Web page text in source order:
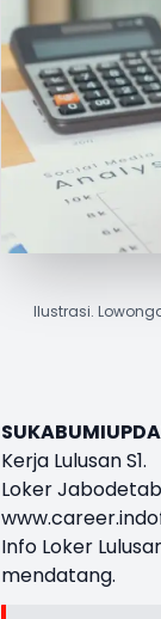
Ilustrasi.
Kerja Lulusan S1.
Loker
Info Loker
mendatang.